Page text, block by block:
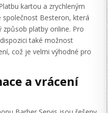
kartou a zrychleným
Besteron, která
způsob platby online. Pro
také možnost
což je velmi výhodné pro
a vrácení